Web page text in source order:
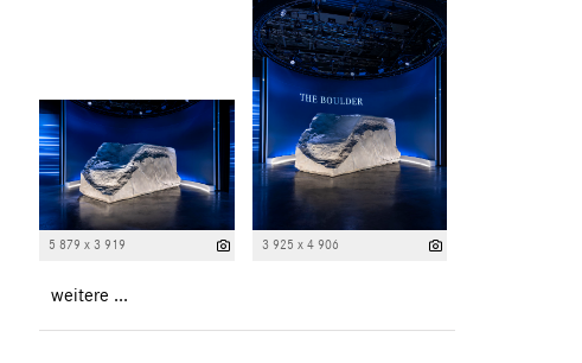
5 879 x 3 919 3 925 x 4 906
weitere ...